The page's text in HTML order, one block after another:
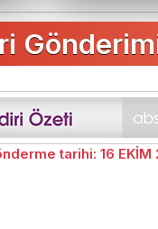
tarihi: 16 EKİM